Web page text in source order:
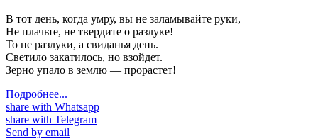
В тот день, когда умру, вы не заламывайте руки,
Не плачьте, не твердите о разлуке!
То не разлуки, а свиданья день.
Светило закатилось, но взойдет.
Зерно упало в землю — прорастет!
Подробнее...
share with Whatsapp
share with Telegram
Send by email